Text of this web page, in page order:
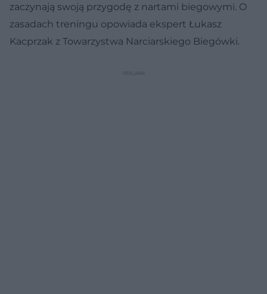
zaczynają swoją przygodę z nartami biegowymi. O
zasadach treningu opowiada ekspert Łukasz
Kacprzak z Towarzystwa Narciarskiego Biegówki.